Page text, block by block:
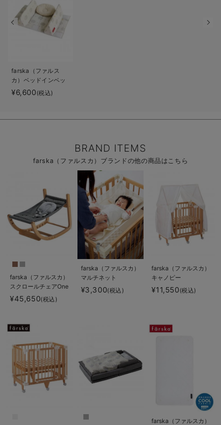
farska（ファルス
カ）ベッドインベッ
ド エイド
¥6,600(税込)
BRAND ITEMS
farska（ファルスカ）ブランドの他の商品はこちら
farska（ファルスカ）
スクロールチェアOne
¥45,650(税込)
farska（ファルスカ）
マルチネット
¥3,300(税込)
farska（ファルスカ）
キャノピー
¥11,550(税込)
farska（ファルスカ）